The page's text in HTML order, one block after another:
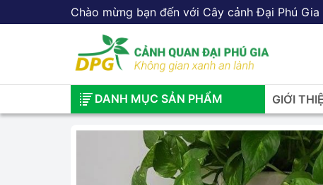
Chào mừng bạn đến với Cây cảnh Đại Phú Gia
DANH MỤC SẢN PHẨM GIỚI